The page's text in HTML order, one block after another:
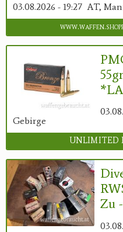
03.08.2026 - 19:27 AT,
Gebirge
UNLIMITED
Zu